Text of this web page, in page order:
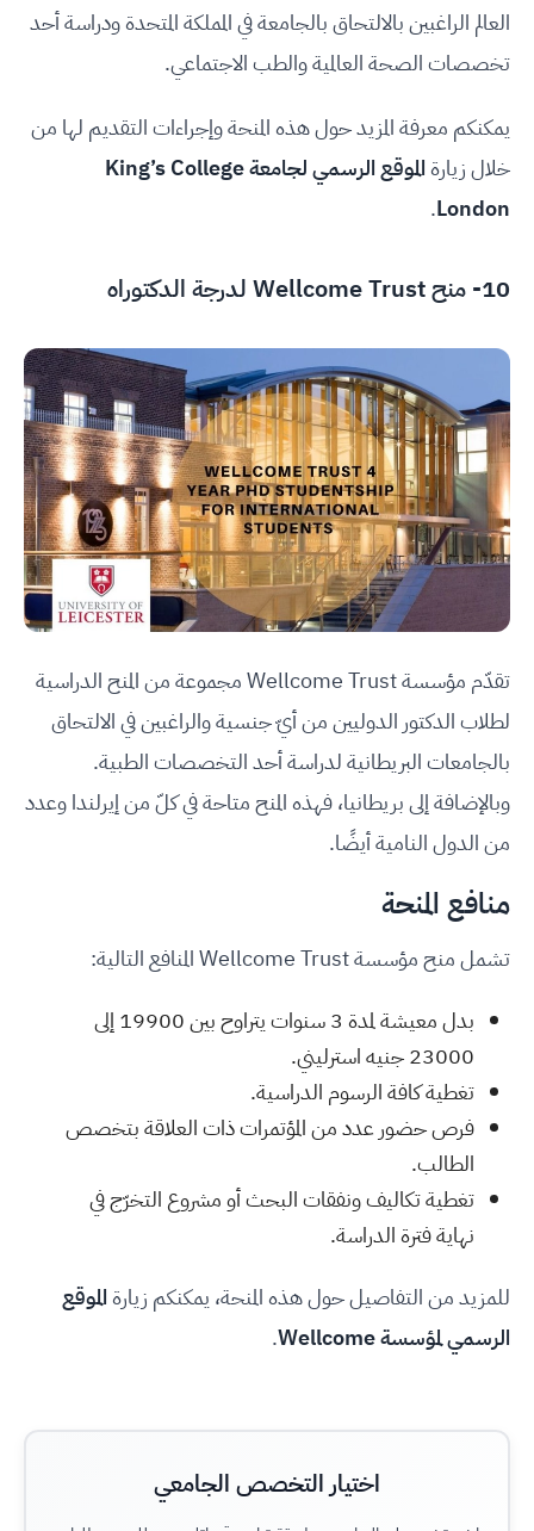
العالم الراغبين بالالتحاق بالجامعة في المملكة المتحدة ودراسة أحد
تخصصات الصحة العالمية والطب الاجتماعي.
يمكنكم معرفة المزيد حول هذه المنحة وإجراءات التقديم لها من
خلال زيارة
الموقع الرسمي لجامعة King’s College
London
.
10- منح Wellcome Trust لدرجة الدكتوراه
تقدّم مؤسسة Wellcome Trust مجموعة من المنح الدراسية
لطلاب الدكتور الدوليين من أيّ جنسية والراغبين في الالتحاق
بالجامعات البريطانية لدراسة أحد التخصصات الطبية.
وبالإضافة إلى بريطانيا، فهذه المنح متاحة في كلّ من إيرلندا وعدد
من الدول النامية أيضًا.
منافع المنحة
تشمل منح مؤسسة Wellcome Trust المنافع التالية:
بدل معيشة لمدة 3 سنوات يتراوح بين 19900 إلى
23000 جنيه استرليني.
تغطية كافة الرسوم الدراسية.
فرص حضور عدد من المؤتمرات ذات العلاقة بتخصص
الطالب.
تغطية تكاليف ونفقات البحث أو مشروع التخرّج في
نهاية فترة الدراسة.
للمزيد من التفاصيل حول هذه المنحة، يمكنكم زيارةالموقع
الرسمي لمؤسسة Wellcome
.
اختيار التخصص الجامعي